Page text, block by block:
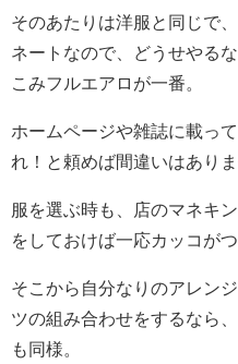
そのあたりは洋服と同じで
ネートなので、どうせやる
こみフルエアロが一番。
ホームページや雑誌に載っ
れ！と頼めば間違いはありま
服を選ぶ時も、店のマネキ
をしておけば一応カッコが
そこから自分なりのアレン
ツの組み合わせをするなら
も同様。